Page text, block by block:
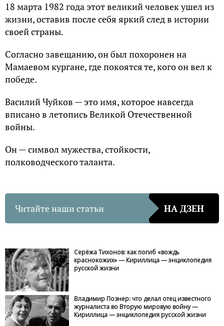
18 марта 1982 года этот великий человек ушел из
жизни, оставив после себя яркий след в истории
своей страны.
Согласно завещанию, он был похоронен на
Мамаевом кургане, где покоятся те, кого он вел к
победе.
Василий Чуйков — это имя, которое навсегда
вписано в летопись Великой Отечественной
войны.
Он — символ мужества, стойкости,
полководческого таланта.
Читайте наши статьи НА ДЗЕН
Серёжа Тихонов: как погиб «вождь
краснокожих» — Кириллица — энциклопедия
русской жизни
Владимир Познер: что делал отец известного
журналиста во Вторую мировую войну —
Кириллица — энциклопедия русской жизни